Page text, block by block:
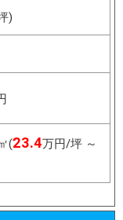
)
(23.4万円/坪 ～